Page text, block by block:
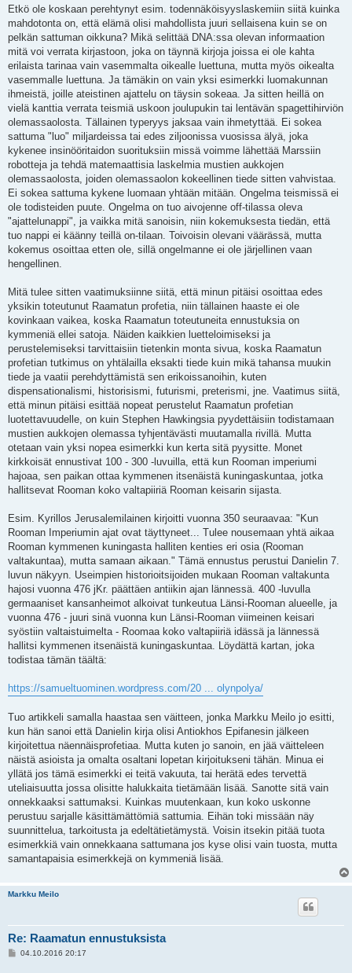
Etkö ole koskaan perehtynyt esim. todennäköisyyslaskemiin siitä kuinka
mahdotonta on, että elämä olisi mahdollista juuri sellaisena kuin se on
pelkän sattuman oikkuna? Mikä selittää DNA:ssa olevan informaation
mitä voi verrata kirjastoon, joka on täynnä kirjoja joissa ei ole kahta
erilaista tarinaa vain vasemmalta oikealle luettuna, mutta myös oikealta
vasemmalle luettuna. Ja tämäkin on vain yksi esimerkki luomakunnan
ihmeistä, joille ateistinen ajattelu on täysin sokeaa. Ja sitten heillä on
vielä kanttia verrata teismiä uskoon joulupukin tai lentävän spagettihirviön
olemassaolosta. Tällainen typeryys jaksaa vain ihmetyttää. Ei sokea
sattuma "luo" miljardeissa tai edes ziljoonissa vuosissa älyä, joka
kykenee insinööritaidon suorituksiin missä voimme lähettää Marssiin
robotteja ja tehdä matemaattisia laskelmia mustien aukkojen
olemassaolosta, joiden olemassaolon kokeellinen tiede sitten vahvistaa.
Ei sokea sattuma kykene luomaan yhtään mitään. Ongelma teismissä ei
ole todisteiden puute. Ongelma on tuo aivojenne off-tilassa oleva
"ajattelunappi", ja vaikka mitä sanoisin, niin kokemuksesta tiedän, että
tuo nappi ei käänny teillä on-tilaan. Toivoisin olevani väärässä, mutta
kokemus osoittaa etten ole, sillä ongelmanne ei ole järjellinen vaan
hengellinen.
Mitä tulee sitten vaatimuksiinne siitä, että minun pitäisi osoittaa edes
yksikin toteutunut Raamatun profetia, niin tällainen haaste ei ole
kovinkaan vaikea, koska Raamatun toteutuneita ennustuksia on
kymmeniä ellei satoja. Näiden kaikkien luetteloimiseksi ja
perustelemiseksi tarvittaisiin tietenkin monta sivua, koska Raamatun
profetian tutkimus on yhtälailla eksakti tiede kuin mikä tahansa muukin
tiede ja vaatii perehdyttämistä sen erikoissanoihin, kuten
dispensationalismi, historisismi, futurismi, preterismi, jne. Vaatimus siitä,
että minun pitäisi esittää nopeat perustelut Raamatun profetian
luotettavuudelle, on kuin Stephen Hawkingsia pyydettäisiin todistamaan
mustien aukkojen olemassa tyhjentävästi muutamalla rivillä. Mutta
otetaan vain yksi nopea esimerkki kun kerta sitä pyysitte. Monet
kirkkoisät ennustivat 100 - 300 -luvuilla, että kun Rooman imperiumi
hajoaa, sen paikan ottaa kymmenen itsenäistä kuningaskuntaa, jotka
hallitsevat Rooman koko valtapiiriä Rooman keisarin sijasta.
Esim. Kyrillos Jerusalemilainen kirjoitti vuonna 350 seuraavaa: "Kun
Rooman Imperiumin ajat ovat täyttyneet... Tulee nousemaan yhtä aikaa
Rooman kymmenen kuningasta halliten kenties eri osia (Rooman
valtakuntaa), mutta samaan aikaan." Tämä ennustus perustui Danielin 7.
luvun näkyyn. Useimpien historioitsijoiden mukaan Rooman valtakunta
hajosi vuonna 476 jKr. päättäen antiikin ajan lännessä. 400 -luvulla
germaaniset kansanheimot alkoivat tunkeutua Länsi-Rooman alueelle, ja
vuonna 476 - juuri sinä vuonna kun Länsi-Rooman viimeinen keisari
syöstiin valtaistuimelta - Roomaa koko valtapiiriä idässä ja lännessä
hallitsi kymmenen itsenäistä kuningaskuntaa. Löydättä kartan, joka
todistaa tämän täältä:
https://samueltuominen.wordpress.com/20 ... olynpolya/
Tuo artikkeli samalla haastaa sen väitteen, jonka Markku Meilo jo esitti,
kun hän sanoi että Danielin kirja olisi Antiokhos Epifanesin jälkeen
kirjoitettua näennäisprofetiaa. Mutta kuten jo sanoin, en jää väitteleen
näistä asioista ja omalta osaltani lopetan kirjoitukseni tähän. Minua ei
yllätä jos tämä esimerkki ei teitä vakuuta, tai herätä edes tervettä
uteliaisuutta jossa olisitte halukkaita tietämään lisää. Sanotte sitä vain
onnekkaaksi sattumaksi. Kuinkas muutenkaan, kun koko uskonne
perustuu sarjalle käsittämättömiä sattumia. Eihän toki missään näy
suunnittelua, tarkoitusta ja edeltätietämystä. Voisin itsekin pitää tuota
esimerkkiä vain onnekkaana sattumana jos kyse olisi vain tuosta, mutta
samantapaisia esimerkkejä on kymmeniä lisää.
Markku Meilo
Re: Raamatun ennustuksista
V04.10.2016 20:17